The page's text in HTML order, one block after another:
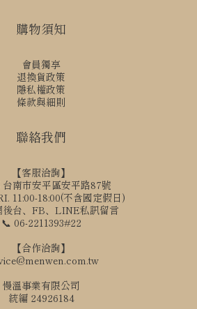
購物須知
會員獨享
退換貨政策
隱私權政策
條款與細則
聯絡我們
【客服洽詢】
台南市安平區安平路87號
11:00-18:00(不含國定假日)
後台、FB、LINE私訊留言
📞 06-2211393#22
【合作洽詢】
慢溫事業有限公司
統編 24926184